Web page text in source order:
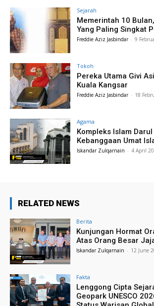
Sejarah
Memerintah 10
Yang Paling Singkat
Freddie Aziz Jasbindar - 9
Tokoh
Pereka Utama Givi
Kuala Kangsar
Freddie Aziz Jasbindar - 18
Agama
Kompleks Islam
Kebanggaan Umat
Iskandar Zulqarnain - 4 April
RELATED NEWS
Berita
Kunjungan Hormat
Atas Orang Besar
Iskandar Zulqarnain - 12 June
Fakta
Lenggong Cipta
Geopark UNESCO